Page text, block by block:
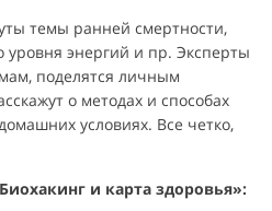
темы ранней смертности,
уровня энергий и пр. Эксперты
поделятся личным
о методах и способах
условиях. Все четко,
и карта здоровья»: